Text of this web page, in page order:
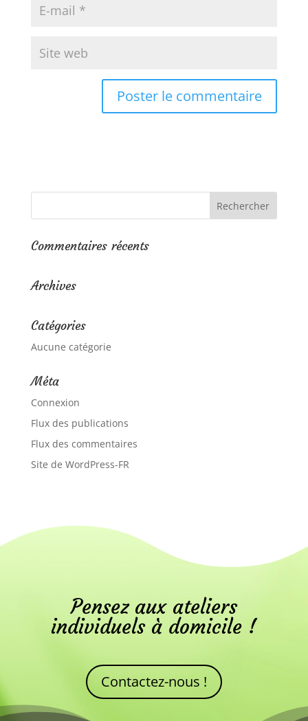
Commentaires récents
Archives
Catégories
Aucune catégorie
Méta
Connexion
Flux des publications
Flux des commentaires
Site de WordPress-FR
Pensez aux ateliers
individuels à domicile !
Contactez-nous !